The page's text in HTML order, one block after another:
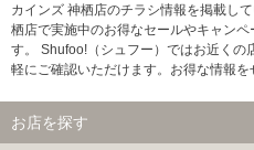
カインズ 神栖店のチラシ情報を掲載し
栖店で実施中のお得なセールやキャン
す。 Shufoo!（シュフー）ではお近くの
軽にご確認いただけます。お得な情報を
お店を探す